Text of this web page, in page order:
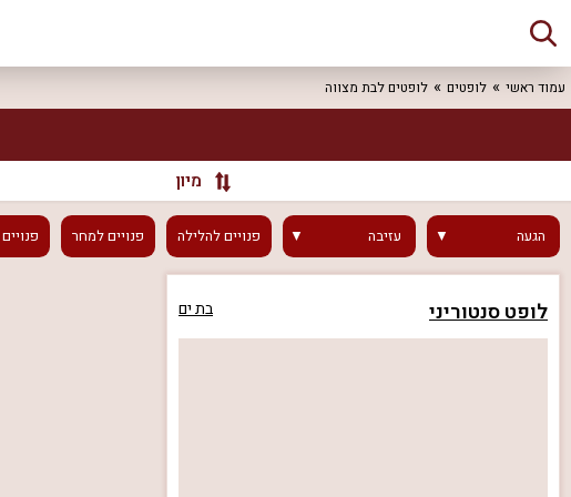
עמוד ראשי לופטים לופטים לבת מצווה
מיון
הגעה עזיבה פנוייםלהלילה פנוייםלמחר פנויים
לופט סנטוריני בת ים